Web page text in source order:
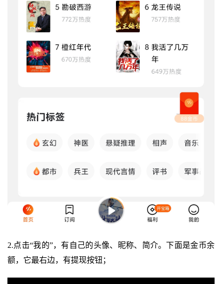
2.点击“我的”，有自己的头像、昵称、简介。下面是金币余
额，它最右边，有提现按钮；